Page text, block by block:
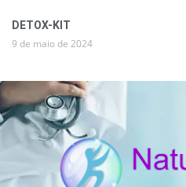
DETOX-KIT
9 de maio de 2024